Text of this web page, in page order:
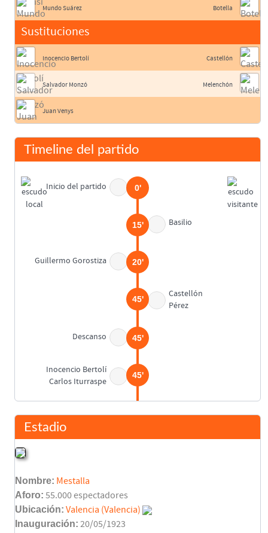
Mundo Suárez
Sustituciones
Inocencio Bertolí
Salvador Monzó
Juan Venys
Botella
Castellón
Melenchón
Timeline del partido
Inicio del partido 0'
Basilio
15'
Guillermo Gorostiza 20'
Castellón
Pérez
45'
Descanso 45'
Inocencio Bertolí
Carlos Iturraspe
45'
45'
Mundo Suárez
Guillermo Gorostiza
Estadio
Nombre: Mestalla
Aforo: 55.000 espectadores
Ubicación: Valencia (Valencia)
Inauguración: 20/05/1923